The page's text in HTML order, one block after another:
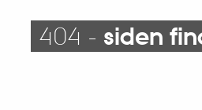
404 - siden